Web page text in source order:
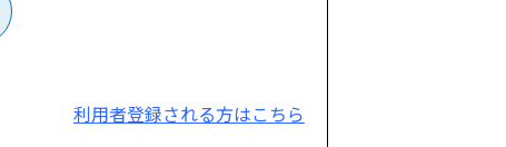
利用者登録される方はこちら